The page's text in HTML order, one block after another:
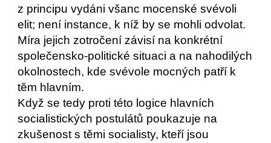
z principu vydáni všanc mocenské svévoli
elit; není instance, k níž by se mohli odvolat.
Míra jejich zotročení závisí na konkrétní
společensko-politické situaci a na nahodilých
okolnostech, kde svévole mocných patří k
těm hlavním.
Když se tedy proti této logice hlavních
socialistických postulátů poukazuje na
zkušenost s těmi socialisty, kteří jsou